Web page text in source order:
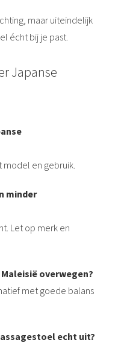
maar uiteindelijk
écht bij je past.
Japanse
model en gebruik.
minder
Let op merk en
overwegen?
met goede balans
echt uit?